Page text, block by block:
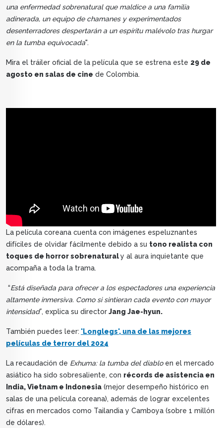
una enfermedad sobrenatural que maldice a una familia
adinerada, un equipo de chamanes y experimentados
desenterradores despertarán a un espíritu malévolo tras hurgar
en la tumba equivocada".
Mira el tráiler oficial de la película que se estrena este 29 de
agosto en salas de cine de Colombia.
La película coreana cuenta con imágenes espeluznantes
difíciles de olvidar fácilmente debido a su tono realista con
toques de horror sobrenaturaly al aura inquietante que
acompaña a toda la trama.
“Está diseñada para ofrecer a los espectadores una experiencia
altamente inmersiva. Como si sintieran cada evento con mayor
intensidad”, explica su directorJang Jae-hyun.
También puedes leer: 'Longlegs', una de las mejores
películas de terror del 2024
La recaudación de Exhuma: la tumba del diabloen el mercado
asiático ha sido sobresaliente, con récords de asistencia en
India, Vietnam e Indonesia (mejor desempeño histórico en
salas de una película coreana), además de lograr excelentes
cifras en mercados como Tailandia y Camboya (sobre 1 millón
de dólares).